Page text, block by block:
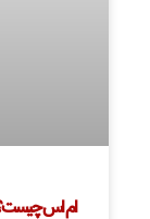
ام اس چیست؟